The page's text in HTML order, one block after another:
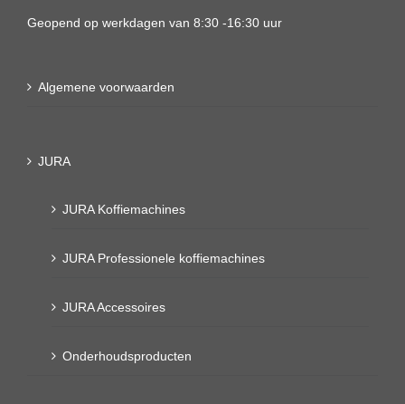
Geopend op werkdagen van 8:30 -16:30 uur
Algemene voorwaarden
JURA
JURA Koffiemachines
JURA Professionele koffiemachines
JURA Accessoires
Onderhoudsproducten